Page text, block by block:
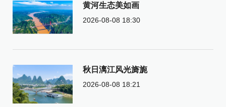
黄河生态美如画
2026-08-08 18:30
秋日漓江风光旖旎
2026-08-08 18:21